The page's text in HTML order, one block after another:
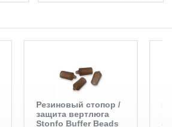
Резиновый стопор /
защита вертлюга
Stonfo Buffer Beads